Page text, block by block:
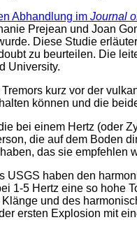
Abhandlung im Journal
Prejean und Joan
Diese Studie
zu beurteilen. Die
University.
kurz vor der
können und die
bei einem Hertz (oder
die auf dem Boden
das sie empfehlen
haben den
1-5 Hertz eine so
und des
ersten Explosion mit